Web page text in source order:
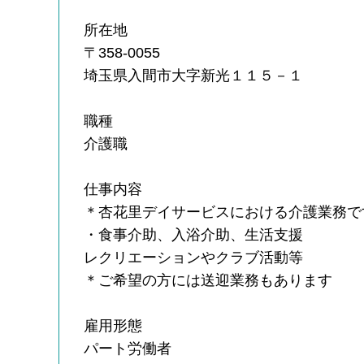
所在地
〒358-0055
埼玉県入間市大字新光１１５－１
職種
介護職
仕事内容
＊杏花里デイサービスにおける介護業務
・食事介助、入浴介助、生活支援
レクリエーションやクラブ活動等
＊ご希望の方には送迎業務もあります
雇用形態
パート労働者